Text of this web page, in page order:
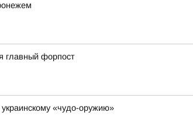
главный форпост
«чудо-оружию»